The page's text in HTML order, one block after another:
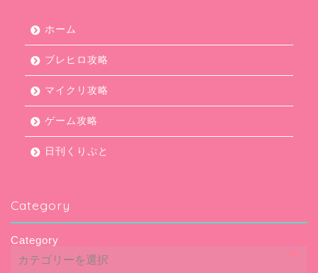
ホーム
ブレヒロ攻略
マイクリ攻略
ゲーム攻略
日刊くりぷと
Category
Category